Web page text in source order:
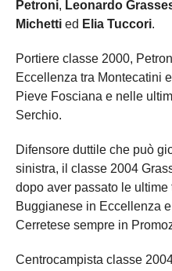
Petroni, Leonardo
Michetti ed Elia Tuccori.
Portiere classe 2000,
Eccellenza tra Montecatini
Pieve Fosciana e nelle
Serchio.
Difensore duttile che può
sinistra, il classe 2004
dopo aver passato le
Buggianese in Eccellenza
Cerretese sempre in
Centrocampista classe